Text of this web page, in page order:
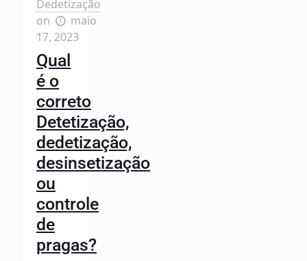
Dedetização
on
maio
17, 2023
Qual
é o
correto
Detetização,
dedetização,
desinsetização
ou
controle
de
pragas?